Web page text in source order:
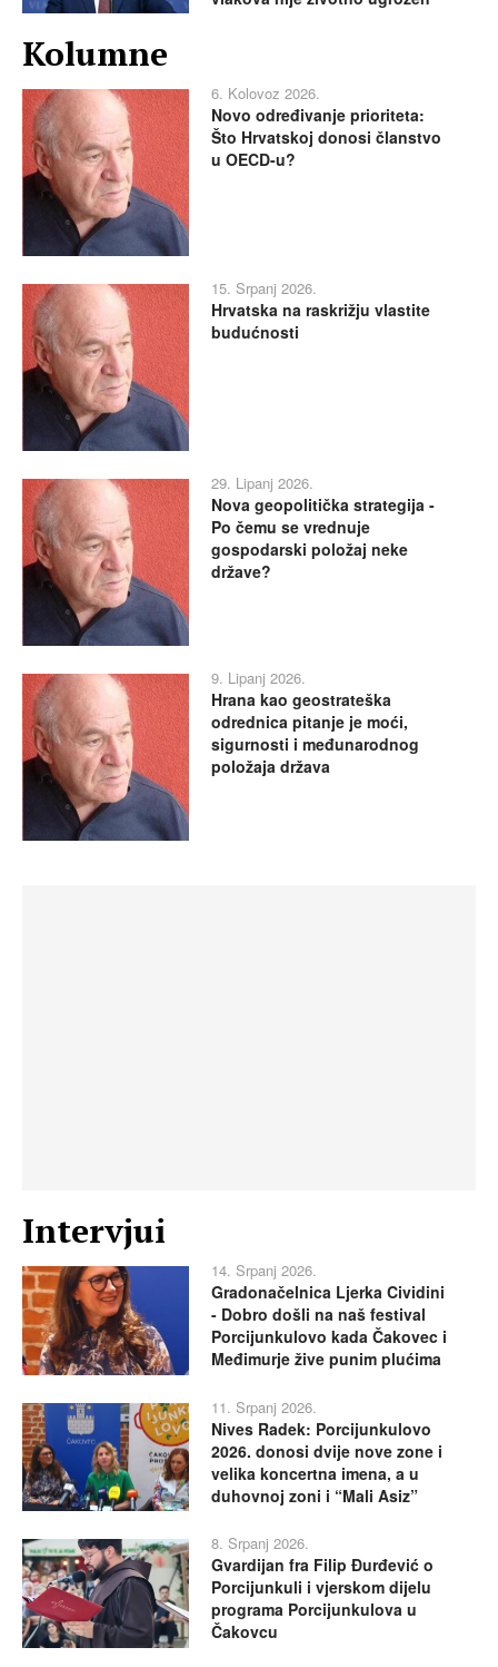
Kolumne
6. Kolovoz 2026.
Novo određivanje prioriteta:
Što Hrvatskoj donosi članstvo
u OECD-u?
15. Srpanj 2026.
Hrvatska na raskrižju vlastite
budućnosti
29. Lipanj 2026.
Nova geopolitička strategija -
Po čemu se vrednuje
gospodarski položaj neke
države?
9. Lipanj 2026.
Hrana kao geostrateška
odrednica pitanje je moći,
sigurnosti i međunarodnog
položaja država
Intervjui
14. Srpanj 2026.
Gradonačelnica Ljerka Cividini
- Dobro došli na naš festival
Porcijunkulovo kada Čakovec i
Međimurje žive punim plućima
11. Srpanj 2026.
Nives Radek: Porcijunkulovo
2026. donosi dvije nove zone i
velika koncertna imena, a u
duhovnoj zoni i “Mali Asiz”
8. Srpanj 2026.
Gvardijan fra Filip Đurđević o
Porcijunkuli i vjerskom dijelu
programa Porcijunkulova u
Čakovcu